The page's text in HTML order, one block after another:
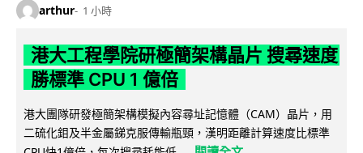
arthur 1 小時
港大工程學院研極簡架構晶片 搜尋速度
勝標準 CPU 1 億倍
港大團隊研發極簡架構模擬內容尋址記憶體（CAM）晶片，用
二硫化鉬及半金屬銻克服傳輸瓶頸，漢明距離計算速度比標準